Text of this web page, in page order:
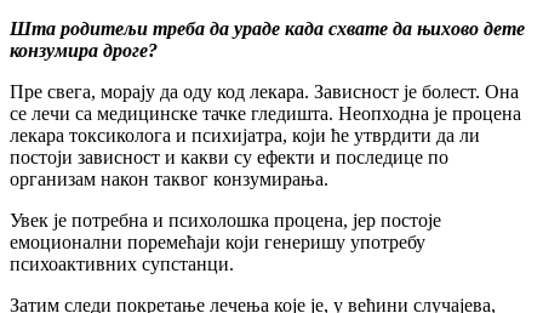
Шта родитељи треба да ураде када схвате да њихово дете
конзумира дроге?
Пре свега, морају да оду код лекара. Зависност је болест. Она
се лечи са медицинске тачке гледишта. Неопходна је процена
лекара токсиколога и психијатра, који ће утврдити да ли
постоји зависност и какви су ефекти и последице по
организам након таквог конзумирања.
Увек је потребна и психолошка процена, јер постоје
емоционални поремећаји који генеришу употребу
психоактивних супстанци.
Затим следи покретање лечења које је, у већини случајева,